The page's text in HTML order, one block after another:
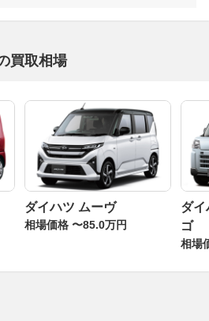
買取相場
ダイハツ ムーヴ
相場価格 〜85.0万円
ダイ
ゴ
相場